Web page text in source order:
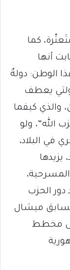
كما
أنها
الوطن: دولةٌ
يعطف
والذي كيفما
الله”، ولو
في البلاد،
الغد، يزيدها
دور الحزب
ميشال
مخطط